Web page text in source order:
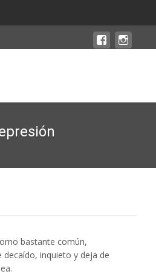
bastante común,
decaído, inquieto y deja de